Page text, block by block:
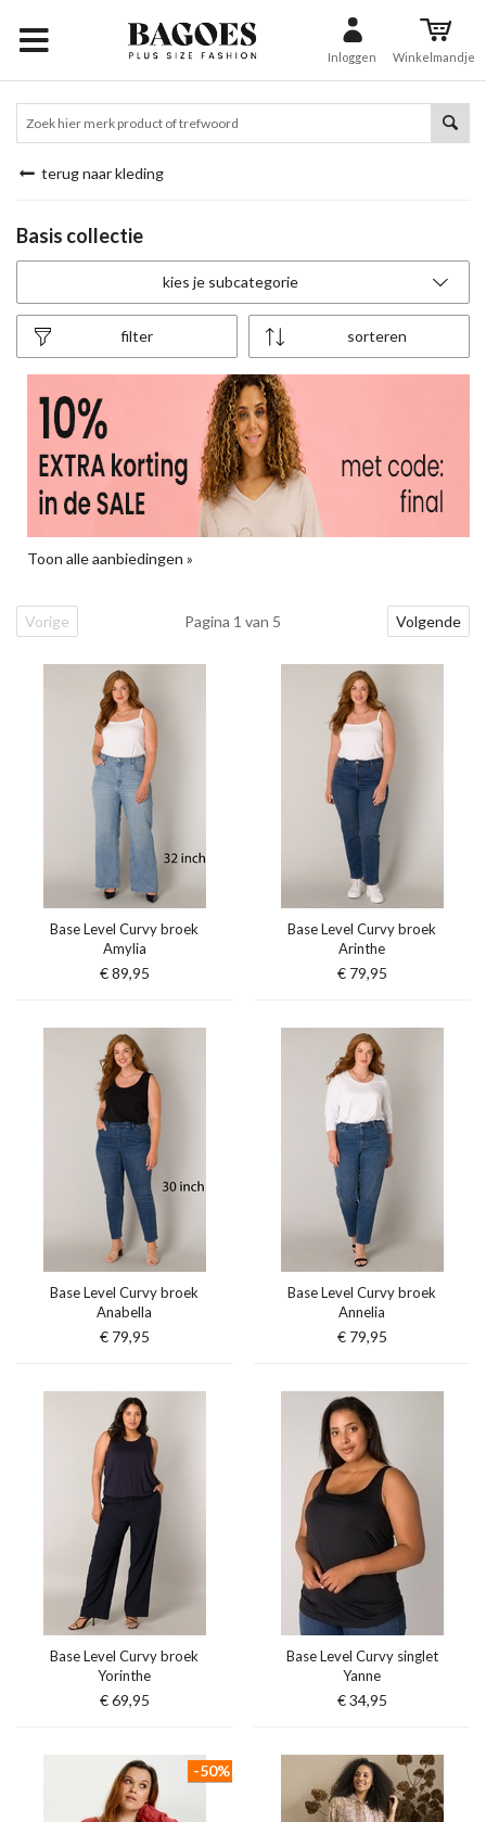
Inloggen Winkelmandje
terug naar kleding
Basis collectie
kies je subcategorie
sorteren
filter
Toon alle aanbiedingen »
Vorige Pagina 1 van 5 Volgende
Base Level Curvy broek
Amylia
€ 89,95
Base Level Curvy broek
Arinthe
€ 79,95
Base Level Curvy broek
Anabella
€ 79,95
Base Level Curvy broek
Annelia
€ 79,95
Base Level Curvy broek
Yorinthe
€ 69,95
Base Level Curvy singlet
Yanne
€ 34,95
-50%